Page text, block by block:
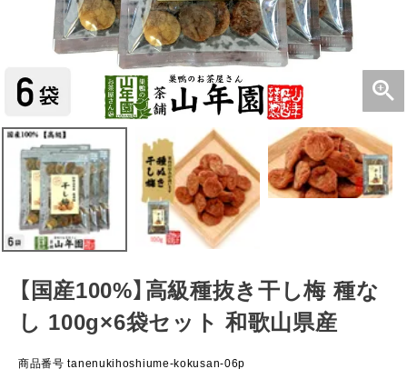
【国産100%】高級種抜き干し梅 種な
し 100g×6袋セット 和歌山県産
商品番号 tanenukihoshiume-kokusan-06p